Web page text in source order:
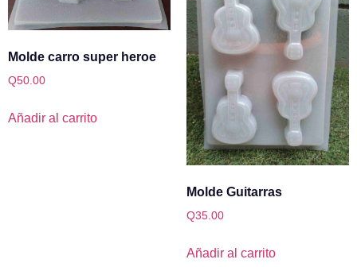
Molde carro super heroe
Q50.00
Añadir al carrito
Molde Guitarras
Q35.00
Añadir al carrito